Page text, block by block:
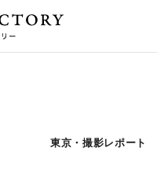
東京・撮影レポート